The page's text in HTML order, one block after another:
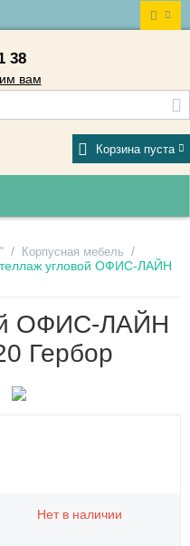
38
вам
Корзина пуста
/ Корпусная мебель /
угловой ОФИС-ЛАЙН
ОФИС-ЛАЙН
Гербор
Нет в наличии